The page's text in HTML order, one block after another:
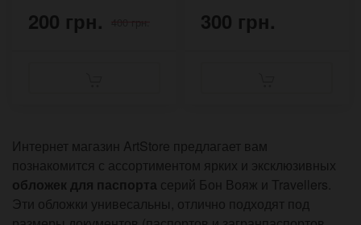
200 грн. 300 грн.
Интернет магазин ArtStore предлагает вам
познакомится с ассортиментом ярких и эксклюзивных
обложек для паспорта серий Бон Вояж и Travellers.
Эти обложки унивесальны, отлично подходят под